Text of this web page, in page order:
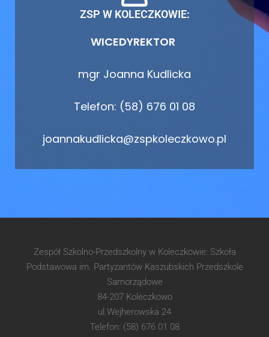
ZSP W KOLECZKOWIE:
WICEDYREKTOR
mgr Joanna Kudlicka
Telefon: (58) 676 01 08
joannakudlicka@zspkoleczkowo.pl
Zespół Szkolno-Przedszkolny w Koleczkowie: Szkoła
Podstawowa im. Partyzantów Kaszubskich Przedszkole
Samorządowe
84-207 Koleczkowo
ul.Wejherowska 24
Telefon: (58) 676 01 08